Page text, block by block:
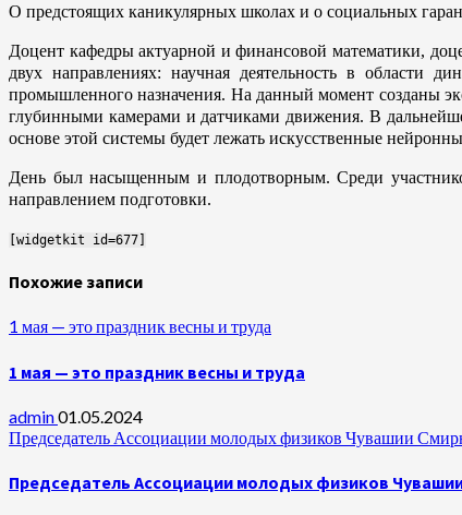
О предстоящих каникулярных школах и о социальных
Доцент кафедры актуарной и финансовой математики,
двух направлениях: научная деятельность в области
промышленного назначения. На данный момент созданы
глубинными камерами и датчиками движения. В
основе этой системы будет лежать искусственные
День был насыщенным и плодотворным. Среди
направлением подготовки.
[widgetkit id=677]
Похожие записи
1 мая — это праздник весны и труда
1 мая — это праздник весны и труда
admin01.05.2024
Председатель Ассоциации молодых физиков Чувашии
Председатель Ассоциации молодых физиков